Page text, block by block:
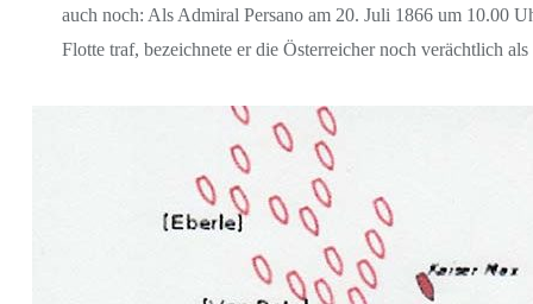
auch noch: Als Admiral Persano am 20. Juli 1866 um 10.00
Flotte traf, bezeichnete er die Österreicher noch verächtlich als